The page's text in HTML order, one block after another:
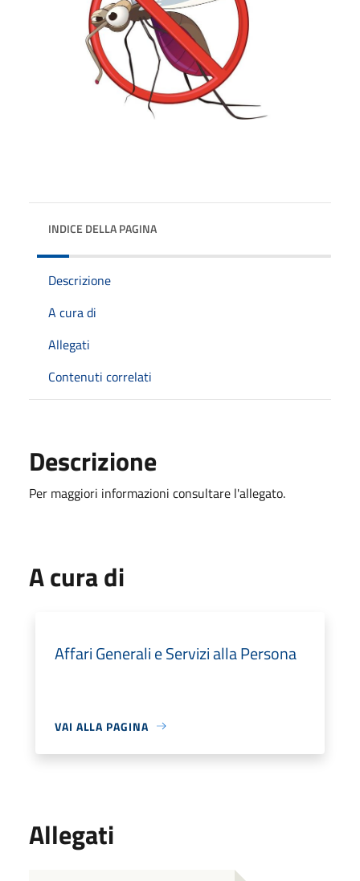
INDICE DELLA PAGINA
Descrizione
A cura di
Allegati
Contenuti correlati
Descrizione
Per maggiori informazioni consultare l'allegato.
A cura di
Affari Generali e Servizi alla Persona
VAI ALLA PAGINA
Allegati